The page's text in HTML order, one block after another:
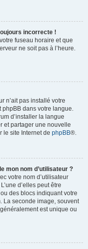
incorrecte !
fuseau horaire et que
ne soit pas à l’heure.
n’ait pas installé votre
dans votre langue.
d’installer la langue
et partager une nouvelle
le site Internet de phpBB®.
mon nom d’utilisateur ?
votre nom d’utilisateur
d’elles peut être
des blocs indiquant votre
La seconde image, souvent
est unique ou